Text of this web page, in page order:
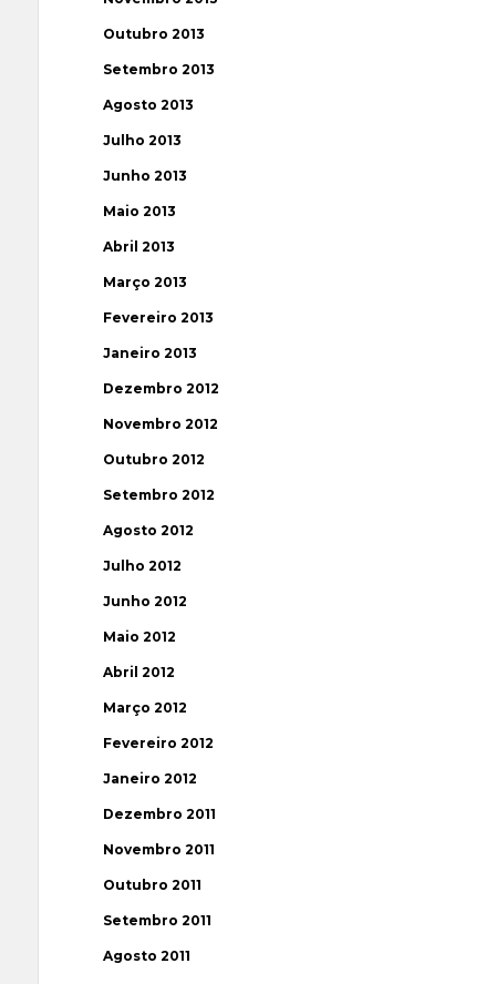
Outubro 2013
Setembro 2013
Agosto 2013
Julho 2013
Junho 2013
Maio 2013
Abril 2013
Março 2013
Fevereiro 2013
Janeiro 2013
Dezembro 2012
Novembro 2012
Outubro 2012
Setembro 2012
Agosto 2012
Julho 2012
Junho 2012
Maio 2012
Abril 2012
Março 2012
Fevereiro 2012
Janeiro 2012
Dezembro 2011
Novembro 2011
Outubro 2011
Setembro 2011
Agosto 2011